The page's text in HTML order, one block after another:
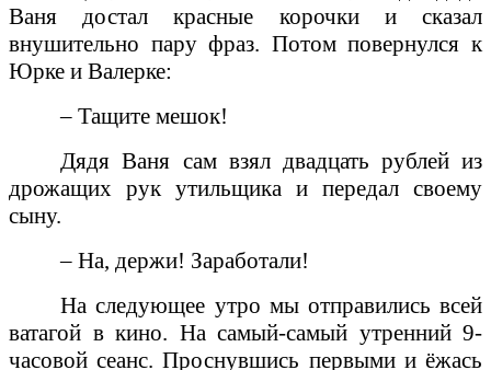
Ваня достал красные корочки и сказал
внушительно пару фраз. Потом повернулся к
Юрке и Валерке:
– Тащите мешок!
Дядя Ваня сам взял двадцать рублей из
дрожащих рук утильщика и передал своему
сыну.
– На, держи! Заработали!
На следующее утро мы отправились всей
ватагой в кино. На самый-самый утренний 9-
часовой сеанс. Проснувшись первыми и ёжась